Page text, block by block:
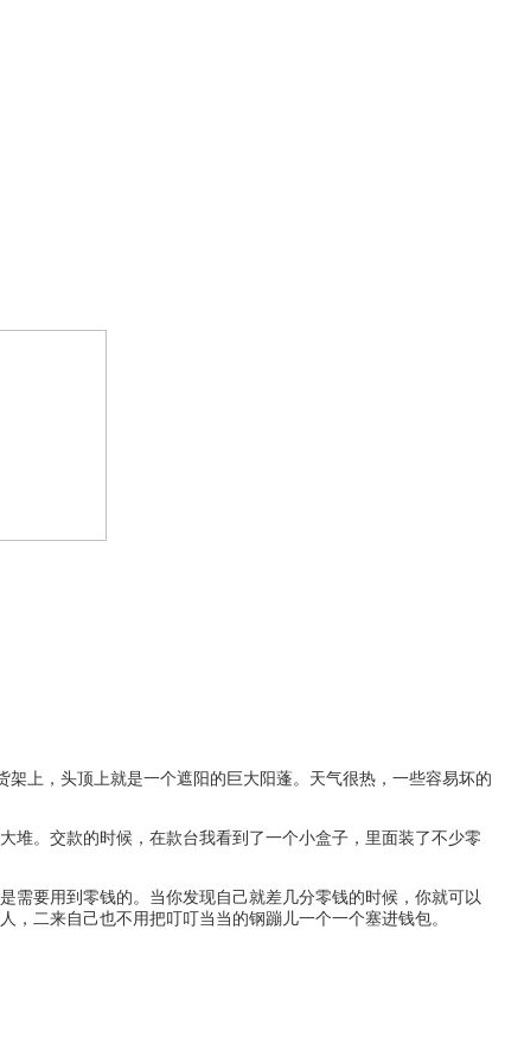
上，头顶上就是一个遮阳的巨大阳蓬。天气很热，一些容易坏的
。交款的时候，在款台我看到了一个小盒子，里面装了不少零
要用到零钱的。当你发现自己就差几分零钱的时候，你就可以
二来自己也不用把叮叮当当的钢蹦儿一个一个塞进钱包。